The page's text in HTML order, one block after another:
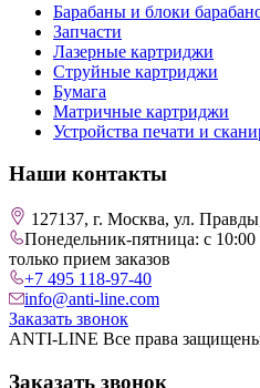
Барабаны и блоки
Запчасти
Лазерные картриджи
Струйные картриджи
Бумага
Матричные картриджи
Устройства печати и
Наши контакты
127137, г. Москва, ул.
Понедельник-пятница: с 10:00
только прием заказов
+7 495 118-97-40
info@anti-line.com
Заказать звонок
ANTI-LINE Все права
Заказать звонок